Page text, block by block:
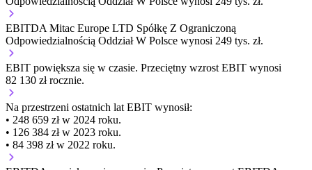
EBITDA Mitac Europe LTD Spółkę Z Ograniczoną
Odpowiedzialnością Oddział W Polsce wynosi 249 tys. zł.
EBIT powiększa się w czasie. Przeciętny wzrost EBIT wynosi
82 130 zł rocznie.
Na przestrzeni ostatnich lat EBIT wynosił:
• 248 659 zł w 2024 roku.
• 126 384 zł w 2023 roku.
• 84 398 zł w 2022 roku.